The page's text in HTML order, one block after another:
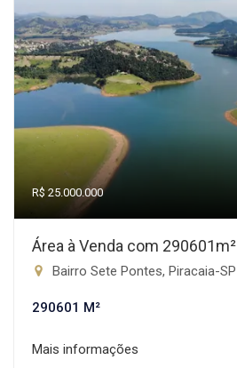
R$ 25.000.000
Área à Venda com 290601m²
Bairro Sete Pontes, Piracaia-SP
290601 M²
Mais informações